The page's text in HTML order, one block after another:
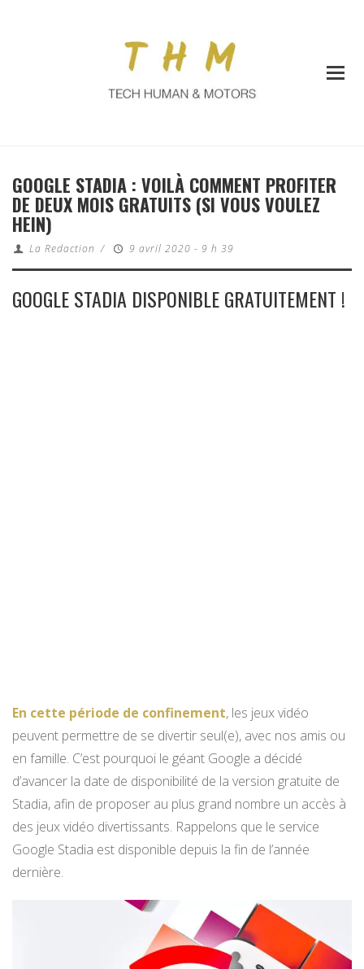
GOOGLE STADIA : VOILÀ COMMENT PROFITER
DE DEUX MOIS GRATUITS (SI VOUS VOULEZ
HEIN)
La Redaction / 9 avril 2020 - 9 h 39
GOOGLE STADIA DISPONIBLE GRATUITEMENT !
En cette période de confinement, les jeux vidéo
peuvent permettre de se divertir seul(e), avec nos amis ou
en famille. C’est pourquoi le géant Google a décidé
d’avancer la date de disponibilité de la version gratuite de
Stadia, afin de proposer au plus grand nombre un accès à
des jeux vidéo divertissants. Rappelons que le service
Google Stadia est disponible depuis la fin de l’année
dernière.